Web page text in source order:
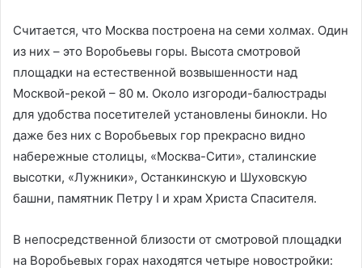
Считается, что Москва построена на семи холмах. Один
из них – это Воробьевы горы. Высота смотровой
площадки на естественной возвышенности над
Москвой-рекой – 80 м. Около изгороди-балюстрады
для удобства посетителей установлены бинокли. Но
даже без них с Воробьевых гор прекрасно видно
набережные столицы, «Москва-Сити», сталинские
высотки, «Лужники», Останкинскую и Шуховскую
башни, памятник Петру I и храм Христа Спасителя.
В непосредственной близости от смотровой площадки
на Воробьевых горах находятся четыре новостройки: